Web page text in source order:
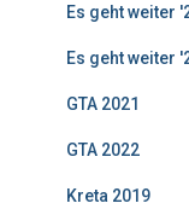
Es geht weiter
Es geht weiter
GTA 2021
GTA 2022
Kreta 2019